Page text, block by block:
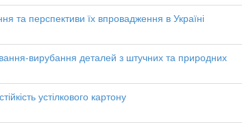
та перспективи їх впровадження в Україні
вирубання деталей з штучних та природних
устілкового картону